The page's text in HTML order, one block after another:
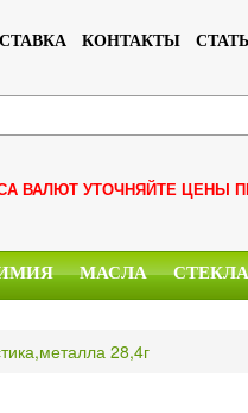
КОНТАКТЫ
ВАЛЮТ УТОЧНЯЙТЕ ЦЕНЫ
МАСЛА СТЕКЛА
28,4г